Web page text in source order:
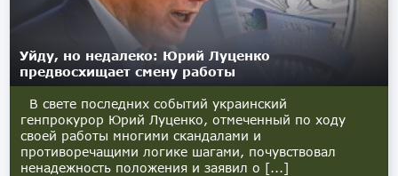
Уйду, но недалеко: Юрий Луценко
предвосхищает смену работы
В свете последних событий украинский
генпрокурор Юрий Луценко, отмеченный по ходу
своей работы многими скандалами и
противоречащими логике шагами, почувствовал
ненадежность положения и заявил о [...]